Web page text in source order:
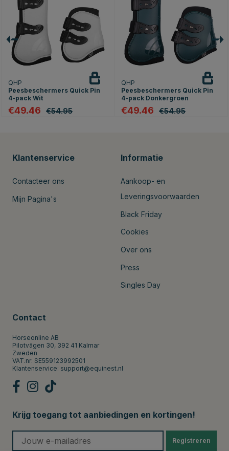
QHP
Peesbeschermers Quick Pin
4-pack Wit
€49.46 €54.95
QHP
Peesbeschermers Quick Pin
4-pack Donkergroen
€49.46 €54.95
Klantenservice
Contacteer ons
Mijn Pagina's
Informatie
Aankoop- en
Leveringsvoorwaarden
Black Friday
Cookies
Over ons
Press
Singles Day
Contact
Horseonline AB
Pilotvägen 30, 392 41 Kalmar
Zweden
VAT.nr: SE559123992501
Klantenservice: support@equinest.nl
Krijg toegang tot aanbiedingen en kortingen!
Registreren